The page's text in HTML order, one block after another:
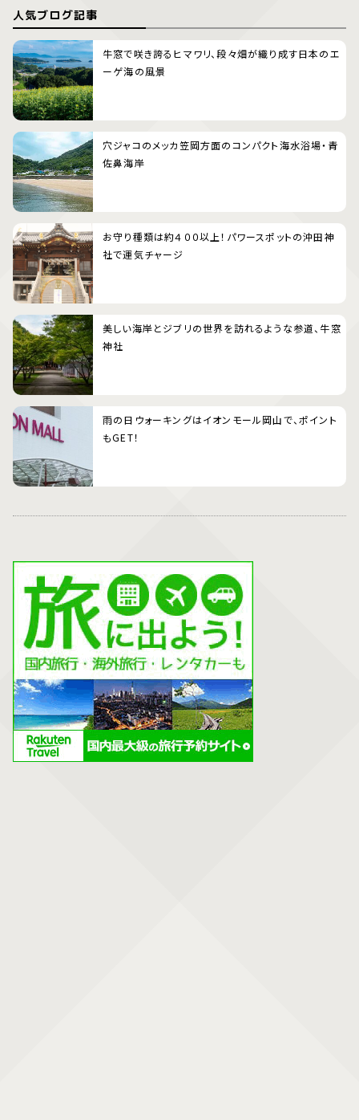
人気ブログ記事
牛窓で咲き誇るヒマワリ、段々畑が織り成す日本のエ
ーゲ海の風景
穴ジャコのメッカ笠岡方面のコンパクト海水浴場・青
佐鼻海岸
お守り種類は約４００以上！パワースポットの沖田神
社で運気チャージ
美しい海岸とジブリの世界を訪れるような参道、牛窓
神社
雨の日ウォーキングはイオンモール岡山で、ポイント
もGET！